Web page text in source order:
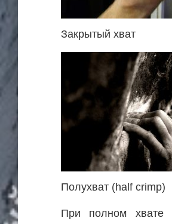
Закрытый хват
Полухват (half crimp)
При полном хвате